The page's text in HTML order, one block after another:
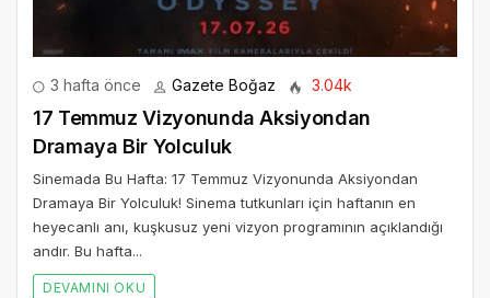
3 hafta önce Gazete Boğaz 3.04k
17 Temmuz Vizyonunda Aksiyondan
Dramaya Bir Yolculuk
Sinemada Bu Hafta: 17 Temmuz Vizyonunda Aksiyondan
Dramaya Bir Yolculuk! Sinema tutkunları için haftanın en
heyecanlı anı, kuşkusuz yeni vizyon programının açıklandığı
andır. Bu hafta...
DEVAMINI OKU